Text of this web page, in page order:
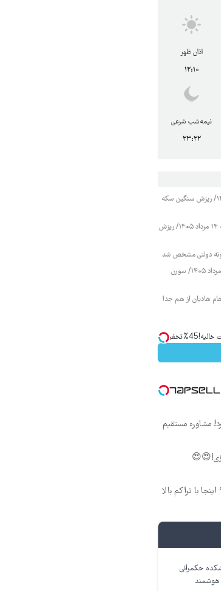
اذان ظهر
۱۲:۱۰
نیمه‌شب شرعی
۲۳:۲۲
قیمت طلا و سکه یکشنبه ۱۱ مرداد ۱۴۰۵/ ریزش سنگین سکه
قیمت محصولات ایران خودرو چهارشنبه ۱۴ مرداد ۱۴۰۵/ ریزش
دولتی مشخص شد
قیمت محصولات ایران خودرو شنبه ۱۰ مرداد ۱۴۰۵/ سورن
هادیان از هم جدا
مشاوره مستقیم
با تراکم بالا
حکمرانی
هوشمند